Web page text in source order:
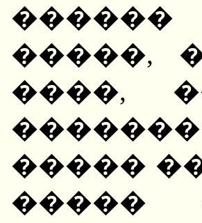
�����,
����,
�����
�����